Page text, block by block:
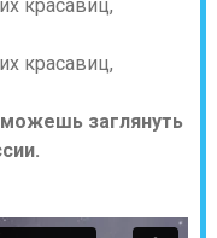
заглянуть